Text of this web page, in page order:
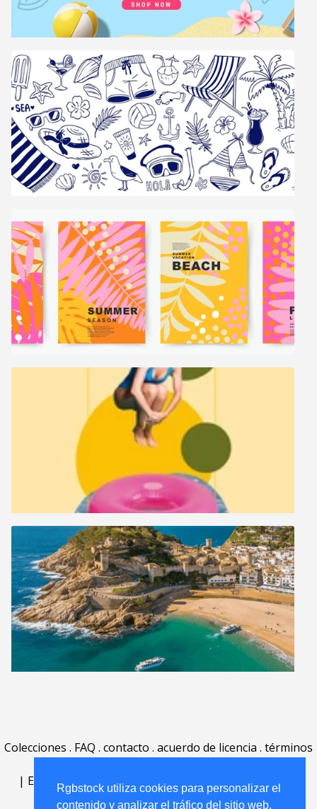
Rgbstock utiliza cookies para personalizar el
contenido y analizar el tráfico del sitio web.
Colecciones . FAQ . contacto . acuerdo de licencia . términos
| English | Deutsch| Español Português
Nederlands|